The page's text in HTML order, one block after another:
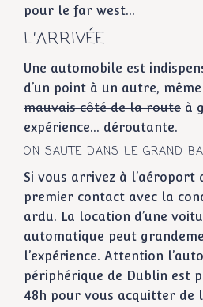
pour le far west…
L’ARRIVÉE
Une automobile est
d’un point à un autre,
mauvais côté de la route à
expérience… déroutante.
ON SAUTE DANS LE GRAND
Si vous arrivez à l’aéroport
premier contact avec la
ardu. La location d’une
automatique peut
l’expérience. Attention
périphérique de Dublin est
48h pour vous acquitter de